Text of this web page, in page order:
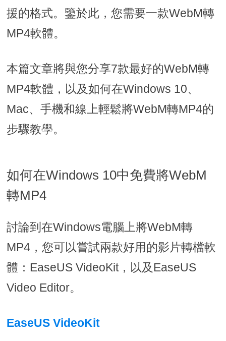
援的格式。鑒於此，您需要一款WebM轉
MP4軟體。
本篇文章將與您分享7款最好的WebM轉
MP4軟體，以及如何在Windows 10、
Mac、手機和線上輕鬆將WebM轉MP4的
步驟教學。
如何在Windows 10中免費將WebM
轉MP4
討論到在Windows電腦上將WebM轉
MP4，您可以嘗試兩款好用的影片轉檔軟
體：EaseUS VideoKit，以及EaseUS
Video Editor。
EaseUS VideoKit